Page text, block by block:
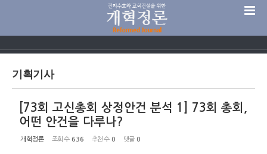
기획기사
[73회 고신총회 상정안건 분석 1] 73회 총회,
어떤 안건을 다루나?
개혁정론 조회 수 636 추천 수 0 댓글 0
Sketchbook5, 스케치북5
Sketchbook5, 스케치북5